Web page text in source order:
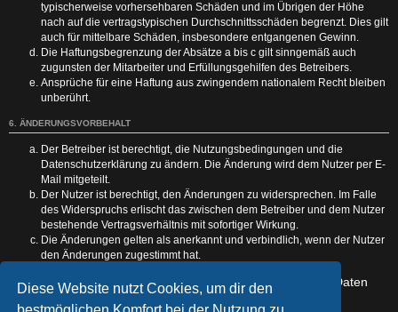
Diese Website nutzt Cookies, um dir den
typischerweise vorhersehbaren Schäden und im Übrigen der Höhe
nach auf die vertragstypischen Durchschnittsschäden begrenzt. Dies gilt
auch für mittelbare Schäden, insbesondere entgangenen Gewinn.
Die Haftungsbegrenzung der Absätze a bis c gilt sinngemäß auch
zugunsten der Mitarbeiter und Erfüllungsgehilfen des Betreibers.
Ansprüche für eine Haftung aus zwingendem nationalem Recht bleiben
unberührt.
6. ÄNDERUNGSVORBEHALT
Der Betreiber ist berechtigt, die Nutzungsbedingungen und die
Datenschutzerklärung zu ändern. Die Änderung wird dem Nutzer per E-
Mail mitgeteilt.
Der Nutzer ist berechtigt, den Änderungen zu widersprechen. Im Falle
des Widerspruchs erlischt das zwischen dem Betreiber und dem Nutzer
bestehende Vertragsverhältnis mit sofortiger Wirkung.
Die Änderungen gelten als anerkannt und verbindlich, wenn der Nutzer
den Änderungen zugestimmt hat.
Informationen über den Umgang mit deinen persönlichen Daten
sind in der Datenschutzerklärung enthalten.